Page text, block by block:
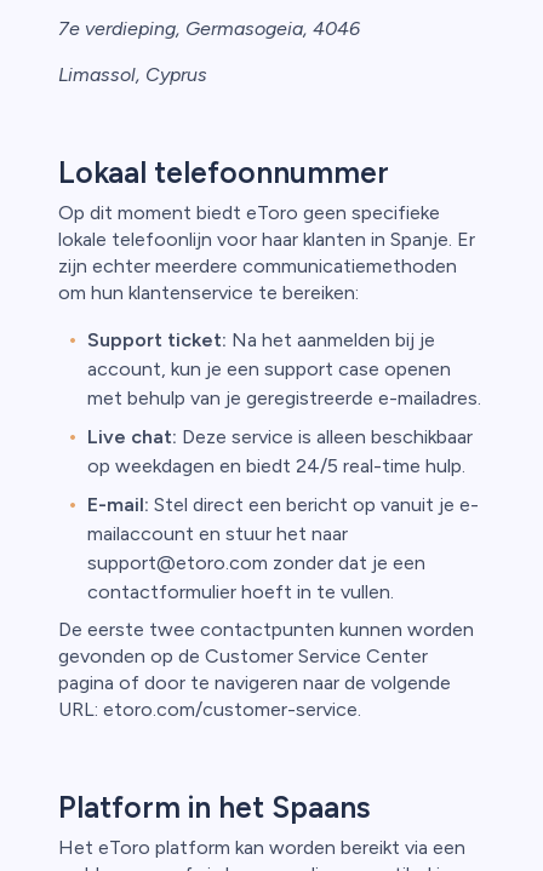
7e verdieping, Germasogeia, 4046
Limassol, Cyprus
Lokaal telefoonnummer
Op dit moment biedt eToro geen specifieke
lokale telefoonlijn voor haar klanten in Spanje. Er
zijn echter meerdere communicatiemethoden
om hun klantenservice te bereiken:
Support ticket: Na het aanmelden bij je
account, kun je een support case openen
met behulp van je geregistreerde e-mailadres.
Live chat: Deze service is alleen beschikbaar
op weekdagen en biedt 24/5 real-time hulp.
E-mail: Stel direct een bericht op vanuit je e-
mailaccount en stuur het naar
support@etoro.com zonder dat je een
contactformulier hoeft in te vullen.
De eerste twee contactpunten kunnen worden
gevonden op de Customer Service Center
pagina of door te navigeren naar de volgende
URL: etoro.com/customer-service.
Platform in het Spaans
Het eToro platform kan worden bereikt via een